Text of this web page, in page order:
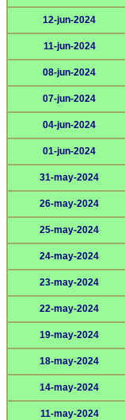
12-jun-2024
11-jun-2024
08-jun-2024
07-jun-2024
04-jun-2024
01-jun-2024
31-may-2024
26-may-2024
25-may-2024
24-may-2024
23-may-2024
22-may-2024
19-may-2024
18-may-2024
14-may-2024
11-may-2024